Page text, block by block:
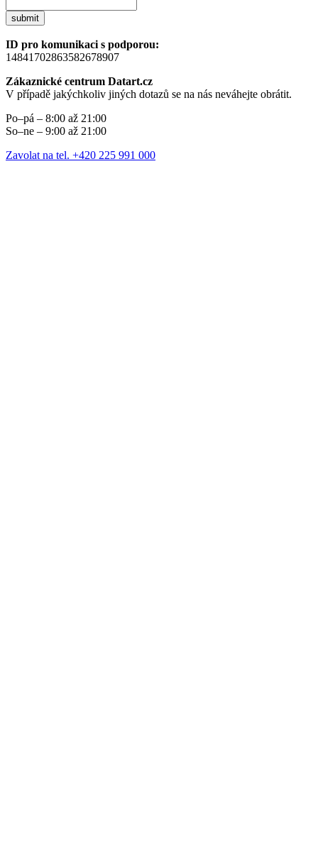
submit
ID pro komunikaci s podporou:
14841702863582678907
Zákaznické centrum Datart.cz
V případě jakýchkoliv jiných dotazů se na nás neváhejte obrátit.
Po–pá – 8:00 až 21:00
So–ne – 9:00 až 21:00
Zavolat na tel. +420 225 991 000